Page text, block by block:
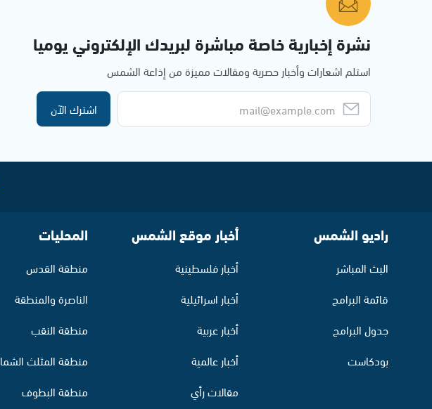
نشرة إخبارية خاصة مباشرة لبريدك الإلكتروني يوميا
استلم اشعارات وأخبار حصرية ومقالات مميزة من إذاعة الشمس
اشترك الآن
راديو الشمس
البث المباشر
قائمة البرامج
جدول البرامج
بودكاست
أخبار موقع الشمس
أخبار فلسطينية
أخبار اسرائيلية
أخبار عربية
أخبار عالمية
مقالات رأي
المحليات
منطقة القدس
الناصرة والمنطقة
منطقة النقب
منطقة المثلث
منطقة البطوف